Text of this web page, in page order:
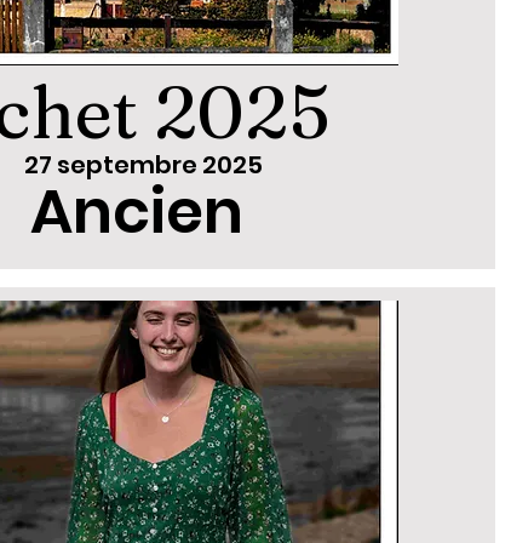
2025
27 septembre 2025
Ancien